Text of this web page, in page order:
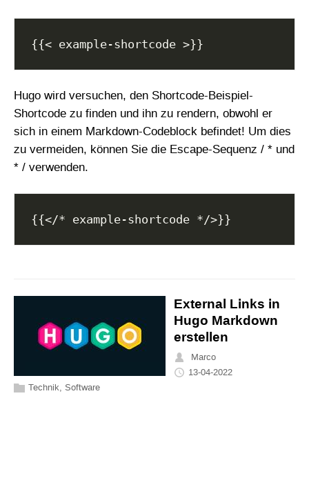
Hugo wird versuchen, den Shortcode-Beispiel-
Shortcode zu finden und ihn zu rendern, obwohl er
sich in einem Markdown-Codeblock befindet! Um dies
zu vermeiden, können Sie die Escape-Sequenz / * und
* / verwenden.
External Links in
Hugo Markdown
erstellen
Marco
13-04-2022
Technik, Software